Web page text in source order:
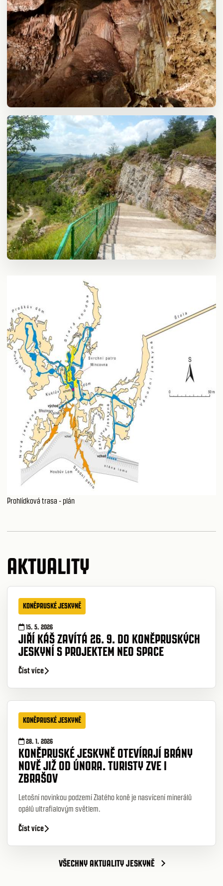
Prohlídková trasa - plán
AKTUALITY
KONĚPRUSKÉ JESKYNĚ
15. 5. 2026
JIŘÍ KÁŠ ZAVÍTÁ 26. 9. DO KONĚPRUSKÝCH
JESKYNÍ S PROJEKTEM NEO SPACE
Číst více
KONĚPRUSKÉ JESKYNĚ
28. 1. 2026
KONĚPRUSKÉ JESKYNĚ OTEVÍRAJÍ BRÁNY
NOVĚ JIŽ OD ÚNORA. TURISTY ZVE I
ZBRAŠOV
Letošní novinkou podzemí Zlatého koně je nasvícení minerálů
opálů ultrafialovým světlem.
Číst více
VŠECHNY AKTUALITY JESKYNĚ